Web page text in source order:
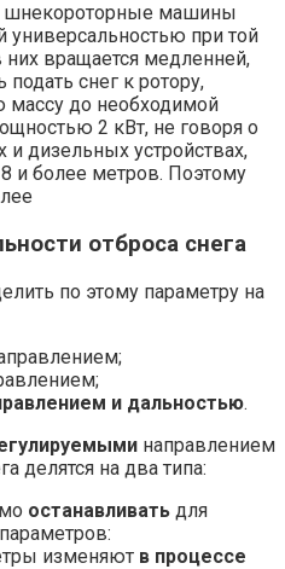
шнекороторные машины
при той
вращается медленней,
снег к ротору,
массу до необходимой
2 кВт, не говоря о
дизельных устройствах,
и более метров. Поэтому
отброса снега
по этому параметру на
и дальностью.
направлением
делятся на два типа:
останавливать для
изменяют в процессе